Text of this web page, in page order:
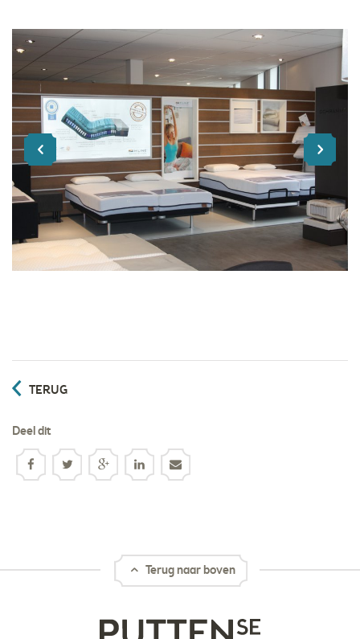
TERUG
Deel dit
Terug naar boven